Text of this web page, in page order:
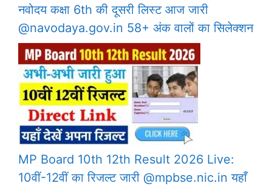
नवोदय कक्षा 6th की दूसरी लिस्ट आज जारी
@navodaya.gov.in 58+ अंक वालों का सिलेक्शन
MP Board 10th 12th Result 2026 Live:
10वीं-12वीं का रिजल्ट जारी @mpbse.nic.in यहाँ